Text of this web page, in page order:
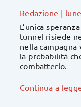
Redazione |
L’unica
tunnel risiede
nella campagna
la probabilità
combatterlo.
Continua a